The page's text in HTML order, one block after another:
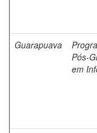
Guarapuava
Pós-
em